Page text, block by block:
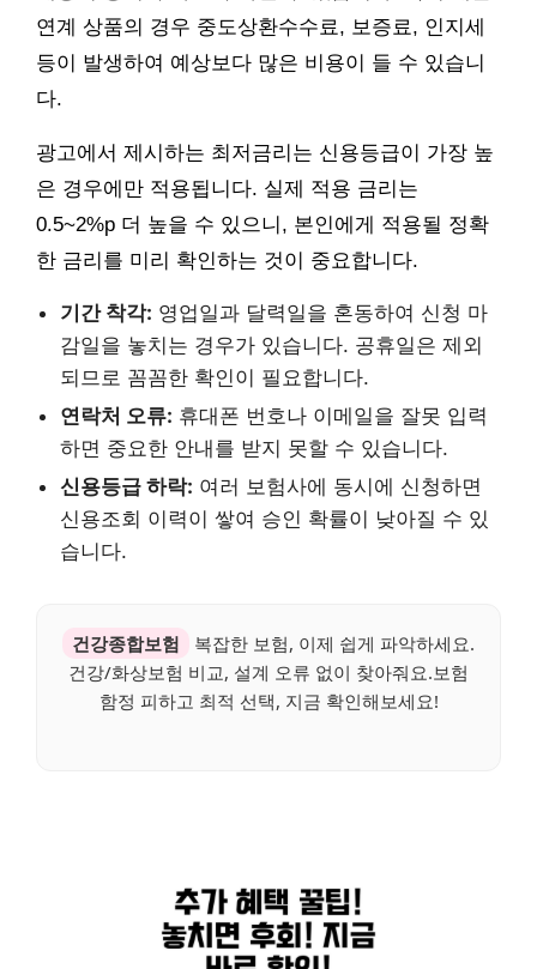
연계 상품의 경우 중도상환수수료, 보증료, 인지세
등이 발생하여 예상보다 많은 비용이 들 수 있습니
다.
광고에서 제시하는 최저금리는 신용등급이 가장 높
은 경우에만 적용됩니다. 실제 적용 금리는
0.5~2%p 더 높을 수 있으니, 본인에게 적용될 정확
한 금리를 미리 확인하는 것이 중요합니다.
기간 착각: 영업일과 달력일을 혼동하여 신청 마
감일을 놓치는 경우가 있습니다. 공휴일은 제외
되므로 꼼꼼한 확인이 필요합니다.
연락처 오류: 휴대폰 번호나 이메일을 잘못 입력
하면 중요한 안내를 받지 못할 수 있습니다.
신용등급 하락: 여러 보험사에 동시에 신청하면
신용조회 이력이 쌓여 승인 확률이 낮아질 수 있
습니다.
건강종합보험
복잡한 보험, 이제 쉽게 파악하세요.
건강/화상보험 비교, 설계 오류 없이 찾아줘요.보험
함정 피하고 최적 선택, 지금 확인해보세요!